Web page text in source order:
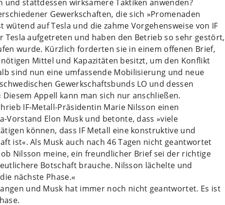
und stattdessen wirksamere Taktiken anwenden?
Gewerkschaften, die sich »Promenaden
wütend auf Tesla und die zahme Vorgehensweise von IF
Tesla aufgetreten und haben den Betrieb so sehr gestört,
wurde. Kürzlich forderten sie in einem offenen Brief,
Mittel und Kapazitäten besitzt, um den Konflikt
sind nun eine umfassende Mobilisierung und neue
Gewerkschaftsbunds LO und dessen
Appell kann man sich nur anschließen.
IF-Metall-Präsidentin Marie Nilsson einen
Vorstand Elon Musk und betonte, dass »viele
können, dass IF Metall eine konstruktive und
ist«. Als Musk auch nach 46 Tagen nicht geantwortet
Nilsson meine, ein freundlicher Brief sei der richtige
Botschaft brauche. Nilsson lächelte und
nächste Phase.«
und Musk hat immer noch nicht geantwortet. Es ist